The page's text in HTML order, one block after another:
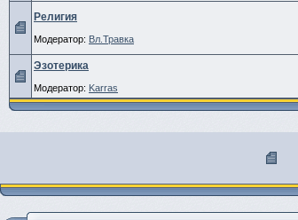
Религия
Модератор: Вл.Травка
Эзотерика
Модератор: Karras